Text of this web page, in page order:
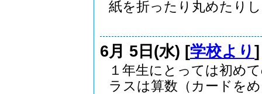
紙を折ったり丸めたり
6月 5日(水) [学校より
１年生にとっては初め
ラスは算数（カードを